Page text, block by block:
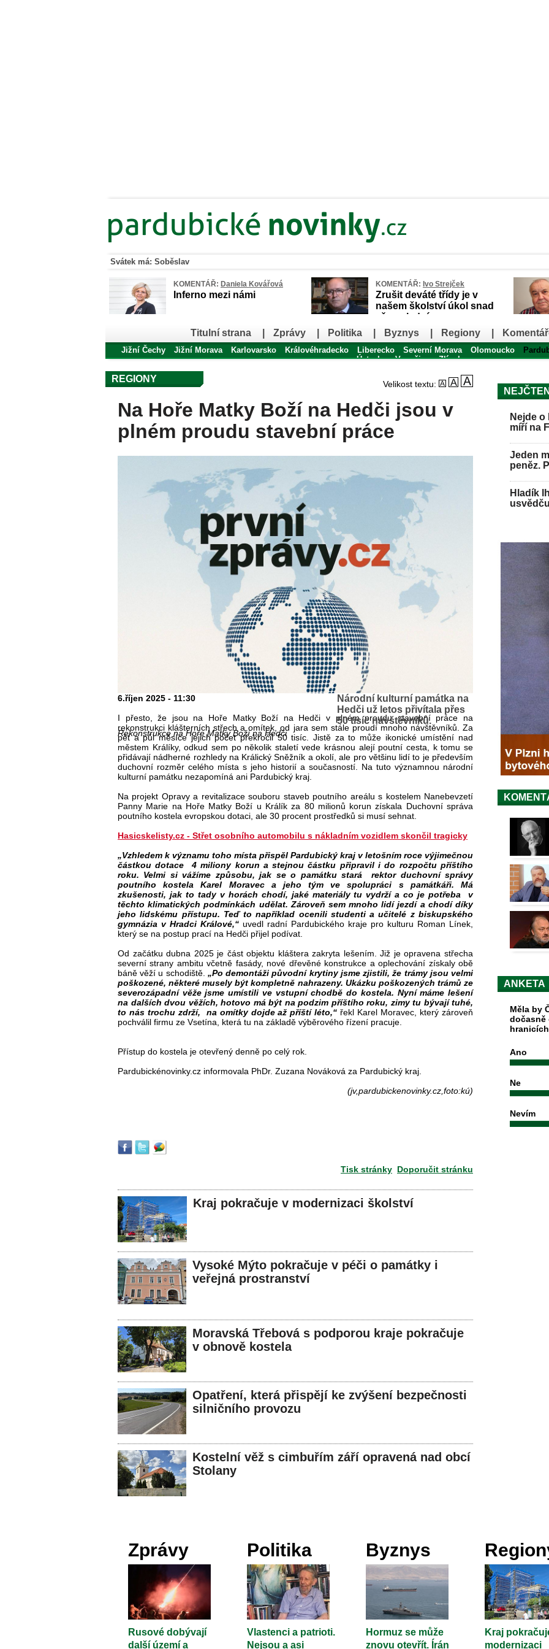
Svátek má: Soběslav
KOMENTÁŘ: Daniela Kovářová
Inferno mezi námi
KOMENTÁŘ: Ivo Strejček
Zrušit deváté třídy je v
našem školství úkol snad
až poslední
Titulní strana
Zprávy Politika Byznys Regiony
Jižní Čechy Jižní Morava Karlovarsko Královéhradecko Liberecko Severní Morava Olomoucko
Ústecko
Vysočina Zlínsko
REGIONY Velikost textu:
Na Hoře Matky Boží na Hedči jsou v
plném proudu stavební práce
Národní kulturní památka na
Hedči už letos přivítala přes
50 tisíc návštěvníků.
Rekonstrukce na Hoře Matky Boží na Hedči
6.říjen 2025 - 11:30
I přesto, že jsou na Hoře Matky Boží na Hedči v plném proudu stavební práce na
rekonstrukci klášterních střech a omítek, od jara sem stále proudí mnoho návštěvníků. Za
pět a půl měsíce jejich počet překročil 50 tisíc. Jistě za to může ikonické umístění nad
městem Králíky, odkud sem po několik staletí vede krásnou alejí poutní cesta, k tomu se
přidávají nádherné rozhledy na Králický Sněžník a okolí, ale pro většinu lidí to je především
duchovní rozměr celého místa s jeho historií a současností. Na tuto významnou národní
kulturní památku nezapomíná ani Pardubický kraj.
Na projekt Opravy a revitalizace souboru staveb poutního areálu s kostelem Nanebevzetí
Panny Marie na Hoře Matky Boží u Králík za 80 milionů korun získala Duchovní správa
poutního kostela evropskou dotaci, ale 30 procent prostředků si musí sehnat.
Hasicskelisty.cz - Střet osobního automobilu s nákladním vozidlem skončil tragicky
„Vzhledem k významu toho místa přispěl Pardubický kraj v letošním roce výjimečnou
částkou dotace 4 miliony korun a stejnou částku připravil i do rozpočtu příštího
roku. Velmi si vážíme způsobu, jak se o památku stará rektor duchovní správy
poutního kostela Karel Moravec a jeho tým ve spolupráci s památkáři. Má
zkušenosti, jak to tady v horách chodí, jaké materiály tu vydrží a co je potřeba v
těchto klimatických podmínkách udělat. Zároveň sem mnoho lidí jezdí a chodí díky
jeho lidskému přístupu. Teď to například ocenili studenti a učitelé z biskupského
gymnázia v Hradci Králové,“ uvedl radní Pardubického kraje pro kulturu Roman Línek,
který se na postup prací na Hedči přijel podívat.
Od začátku dubna 2025 je část objektu kláštera zakryta lešením. Již je opravena střecha
severní strany ambitu včetně fasády, nové dřevěné konstrukce a oplechování získaly obě
báně věží u schodiště. „Po demontáži původní krytiny jsme zjistili, že trámy jsou velmi
poškozené, některé musely být kompletně nahrazeny. Ukázku poškozených trámů ze
severozápadní věže jsme umístili ve vstupní chodbě do kostela. Nyní máme lešení
na dalších dvou věžích, hotovo má být na podzim příštího roku, zimy tu bývají tuhé,
to nás trochu zdrží, na omítky dojde až příští léto,“řekl Karel Moravec, který zároveň
pochválil firmu ze Vsetína, která tu na základě výběrového řízení pracuje.
Přístup do kostela je otevřený denně po celý rok.
Pardubickénovinky.cz informovala PhDr. Zuzana Nováková za Pardubický kraj.
(jv,pardubickenovinky.cz,foto:kú)
Tisk stránky Doporučit stránku
Kraj pokračuje v modernizaci školství
Vysoké Mýto pokračuje v péči o památky i
veřejná prostranství
Moravská Třebová s podporou kraje pokračuje
v obnově kostela
Opatření, která přispějí ke zvýšení bezpečnosti
silničního provozu
Kostelní věž s cimbuřím září opravená nad obcí
Stolany
Nejde o
míří na
Jeden
peněz.
Hladík
ANKETA
Měla by
dočasně
Ano
Ne
Nevím
Zprávy
Rusové dobývají
další území a
Politika
Vlastenci a patrioti.
Nejsou a asi
Byznys
Hormuz se může
znovu otevřít. Írán
Kraj
modernizaci